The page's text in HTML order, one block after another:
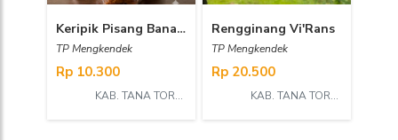
Keripik Pisang Banana Boom 10
TP Mengkendek
Rp 10.300
KAB. TANA TORAJA
Rengginang Vi'Rans
TP Mengkendek
Rp 20.500
KAB. TANA TORAJA